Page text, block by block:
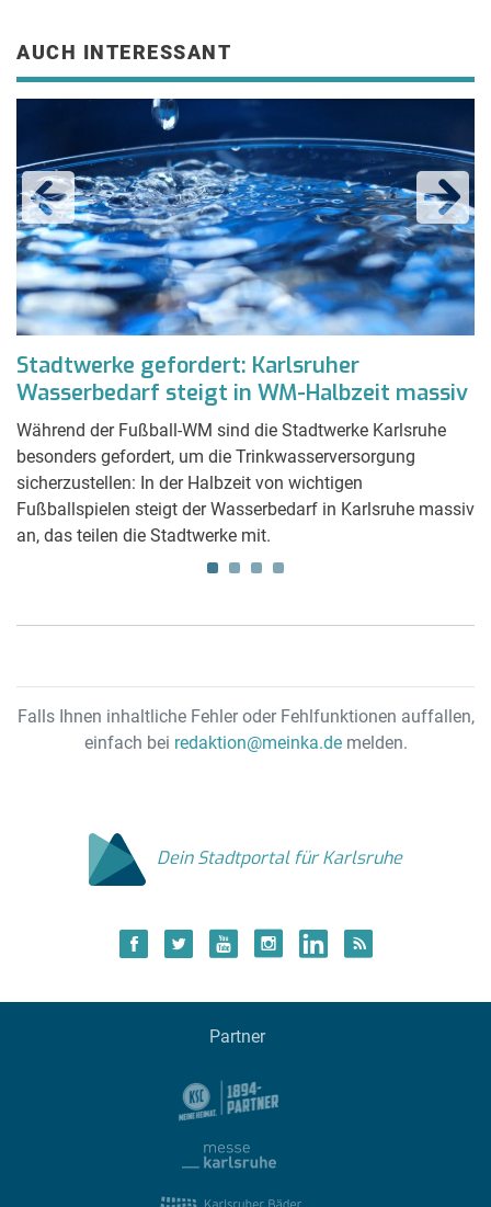
AUCH INTERESSANT
Stadtwerke gefordert: Karlsruher
Wasserbedarf steigt in WM-Halbzeit massiv
Während der Fußball-WM sind die Stadtwerke Karlsruhe
besonders gefordert, um die Trinkwasserversorgung
sicherzustellen: In der Halbzeit von wichtigen
Fußballspielen steigt der Wasserbedarf in Karlsruhe massiv
an, das teilen die Stadtwerke mit.
Falls Ihnen inhaltliche Fehler oder Fehlfunktionen auffallen,
einfach bei redaktion@meinka.demelden.
Dein Stadtportal für Karlsruhe
Partner